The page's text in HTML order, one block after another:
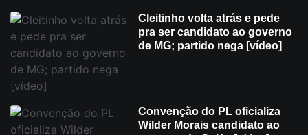
Cleitinho volta atrás e pede
pra ser candidato ao governo
de MG; partido nega [vídeo]
Convenção do PL oficializa
Wilder Morais candidato ao